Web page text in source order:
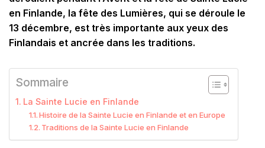
en Finlande, la fête des Lumières, qui se déroule le
13 décembre, est très importante aux yeux des
Finlandais et ancrée dans les traditions.
Sommaire
La Sainte Lucie en Finlande
Histoire de la Sainte Lucie en Finlande et en Europe
Traditions de la Sainte Lucie en Finlande